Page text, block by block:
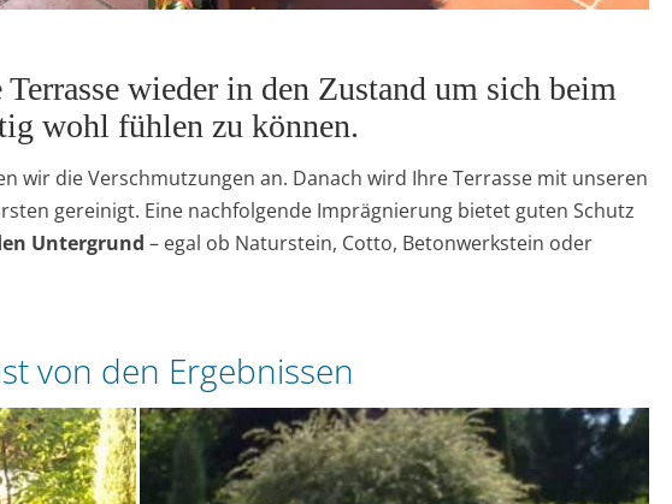
wieder in den Zustand um sich beim
wohl fühlen zu können.
wir die Verschmutzungen an. Danach wird Ihre Terrasse mit unseren
gereinigt. Eine nachfolgende Imprägnierung bietet guten Schutz
Untergrund – egal ob Naturstein, Cotto, Betonwerkstein oder
von den Ergebnissen